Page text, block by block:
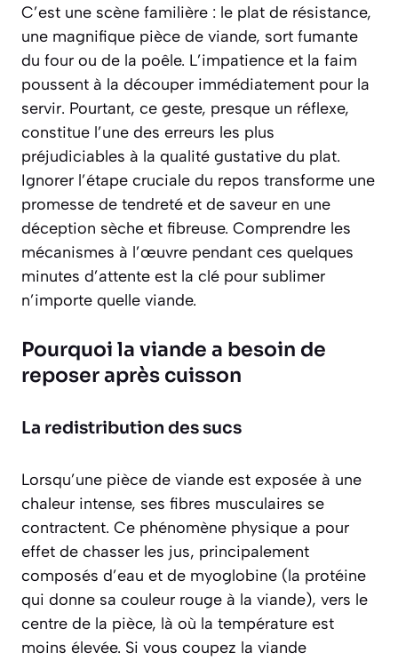
C’est une scène familière : le plat de résistance,
une magnifique pièce de viande, sort fumante
du four ou de la poêle. L’impatience et la faim
poussent à la découper immédiatement pour la
servir. Pourtant, ce geste, presque un réflexe,
constitue l’une des erreurs les plus
préjudiciables à la qualité gustative du plat.
Ignorer l’étape cruciale du repos transforme une
promesse de tendreté et de saveur en une
déception sèche et fibreuse. Comprendre les
mécanismes à l’œuvre pendant ces quelques
minutes d’attente est la clé pour sublimer
n’importe quelle viande.
Pourquoi la viande a besoin de
reposer après cuisson
La redistribution des sucs
Lorsqu’une pièce de viande est exposée à une
chaleur intense, ses fibres musculaires se
contractent. Ce phénomène physique a pour
effet de chasser les jus, principalement
composés d’eau et de myoglobine (la protéine
qui donne sa couleur rouge à la viande), vers le
centre de la pièce, là où la température est
moins élevée. Si vous coupez la viande